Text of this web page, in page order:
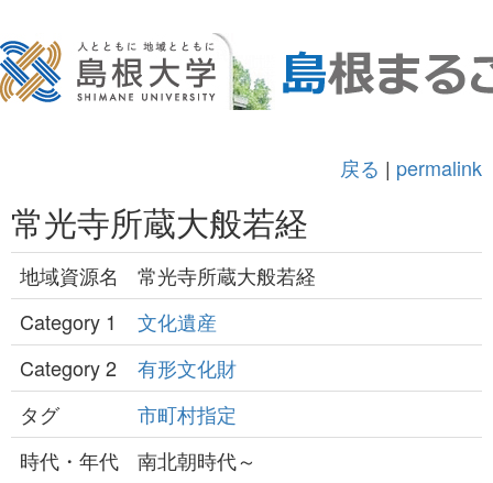
戻る | permalink
常光寺所蔵大般若経
地域資源名
常光寺所蔵大般若経
Category 1
文化遺産
Category 2
有形文化財
タグ
市町村指定
時代・年代
南北朝時代～